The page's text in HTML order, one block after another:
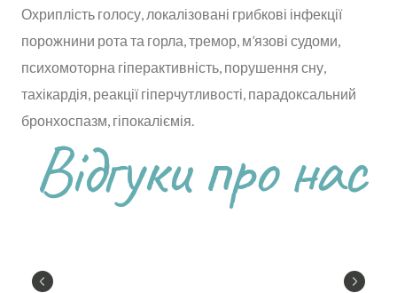
Охриплість голосу, локалізовані грибкові інфекції
порожнини рота та горла, тремор, м’язові судоми,
психомоторна гіперактивність, порушення сну,
тахікардія, реакції гіперчутливості, парадоксальний
бронхоспазм, гіпокаліємія.
Відгуки про нас